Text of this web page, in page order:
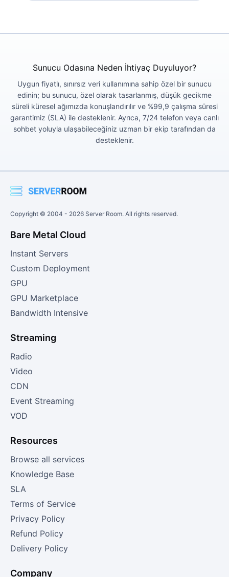
Sunucu Odasına Neden İhtiyaç Duyuluyor?
Uygun fiyatlı, sınırsız veri kullanımına sahip özel bir sunucu
edinin; bu sunucu, özel olarak tasarlanmış, düşük gecikme
süreli küresel ağımızda konuşlandırılır ve %99,9 çalışma süresi
garantimiz (SLA) ile desteklenir. Ayrıca, 7/24 telefon veya canlı
sohbet yoluyla ulaşabileceğiniz uzman bir ekip tarafından da
desteklenir.
Copyright © 2004 - 2026 Server Room. All rights reserved.
Bare Metal Cloud
Instant Servers
Custom Deployment
GPU
GPU Marketplace
Bandwidth Intensive
Streaming
Radio
Video
CDN
Event Streaming
VOD
Resources
Browse all services
Knowledge Base
SLA
Terms of Service
Privacy Policy
Refund Policy
Delivery Policy
Company